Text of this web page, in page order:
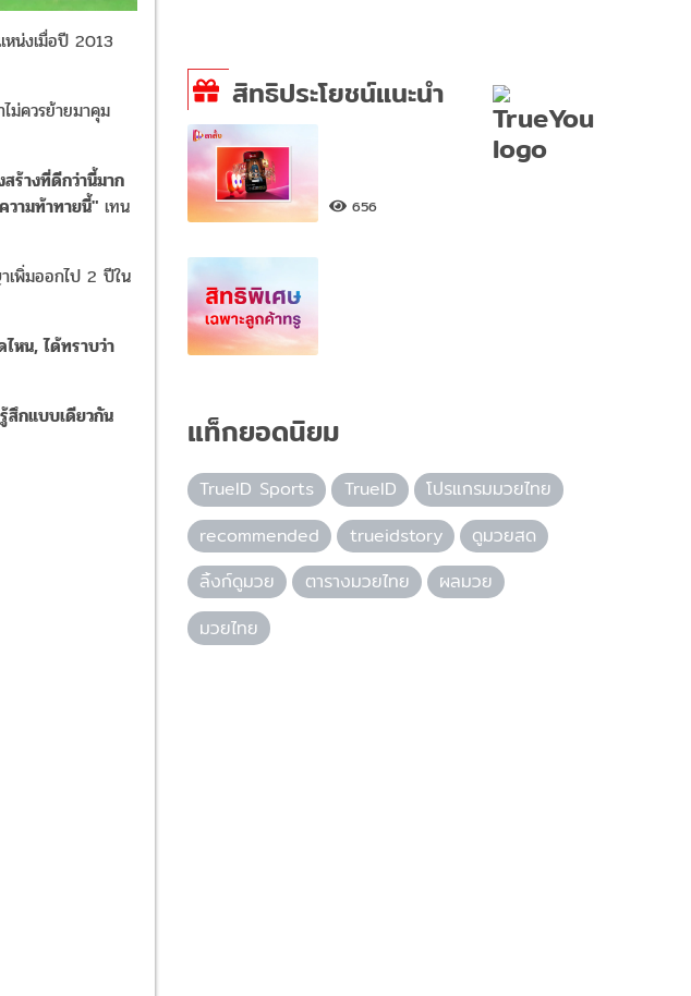
น่งเมื่อปี 2013
ม่ควรย้ายมาคุม
ร้างที่ดีกว่านี้มาก
วามท้าทายนี้" เทน
เพิ่มออกไป 2 ปีใน
หน, ได้ทราบว่า
สึกแบบเดียวกัน
สิทธิประโยชน์แนะนำ
656
แท็กยอดนิยม
TrueID Sports TrueID
โปรแกรมมวยไทย
recommended
trueidstory
ดูมวยสด
ลิ้งก์ดูมวย
ตารางมวยไทย
ผลมวย
มวยไทย